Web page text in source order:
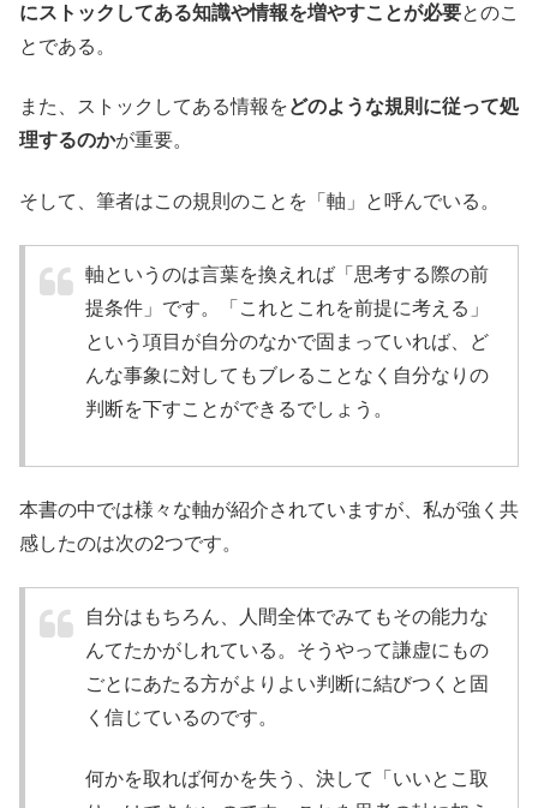
にストックしてある知識や情報を増やすことが必要とのこ
とである。
また、ストックしてある情報をどのような規則に従って処
理するのかが重要。
そして、筆者はこの規則のことを「軸」と呼んでいる。
軸というのは言葉を換えれば「思考する際の前
提条件」です。「これとこれを前提に考える」
という項目が自分のなかで固まっていれば、ど
んな事象に対してもブレることなく自分なりの
判断を下すことができるでしょう。
本書の中では様々な軸が紹介されていますが、私が強く共
感したのは次の2つです。
自分はもちろん、人間全体でみてもその能力な
んてたかがしれている。そうやって謙虚にもの
ごとにあたる方がよりよい判断に結びつくと固
く信じているのです。
何かを取れば何かを失う、決して「いいとこ取